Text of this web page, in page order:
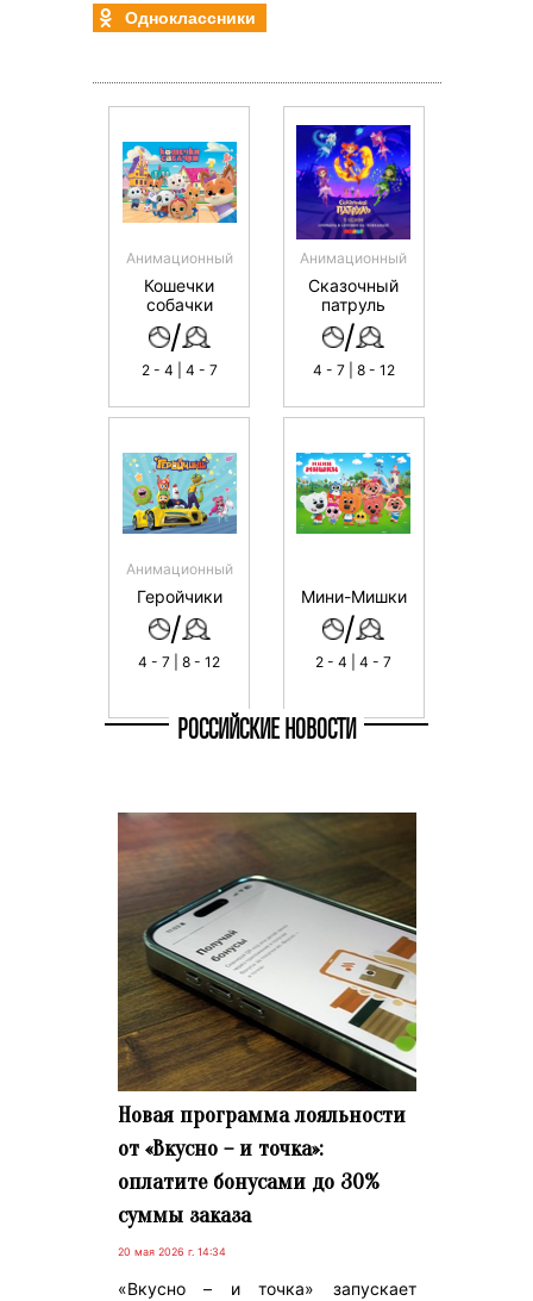
Одноклассники
Анимационный
Кошечки
собачки
/
2 - 4 | 4 - 7
Анимационный
Сказочный
патруль
/
4 - 7 | 8 - 12
Анимационный
Геройчики
/
4 - 7 | 8 - 12
Мини-Мишки
/
2 - 4 | 4 - 7
РОССИЙСКИЕ НОВОСТИ
Новая программа лояльности
от «Вкусно – и точка»:
оплатите бонусами до 30%
суммы заказа
20 мая 2026 г. 14:34
«Вкусно – и точка» запускает